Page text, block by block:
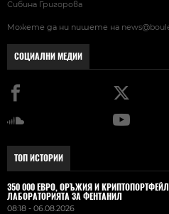
Сибина Григорова
Можете да ни пишете на
СОЦИАЛНИ МЕДИИ
ТОП ИСТОРИИ
350 000 ЕВРО, ОРЪЖИЯ И
ЛАБОРАТОРИЯТА ЗА ФЕНТАНИЛ
08:18 - 06.08.2026